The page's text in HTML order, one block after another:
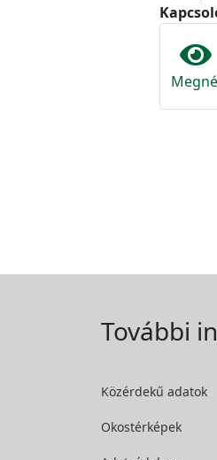
További
Közérdekű adatok
Okostérképek